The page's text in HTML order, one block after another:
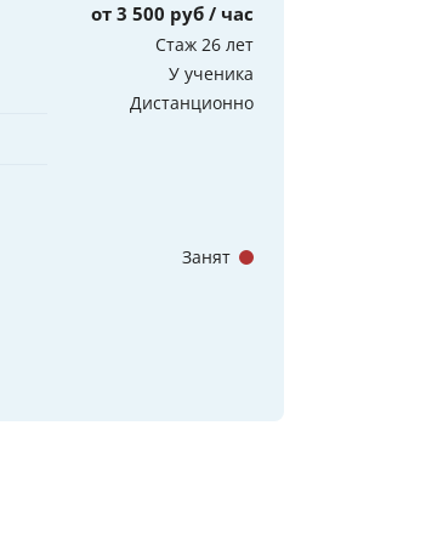
от 3 500 руб / час
Стаж 26 лет
У ученика
Дистанционно
Занят